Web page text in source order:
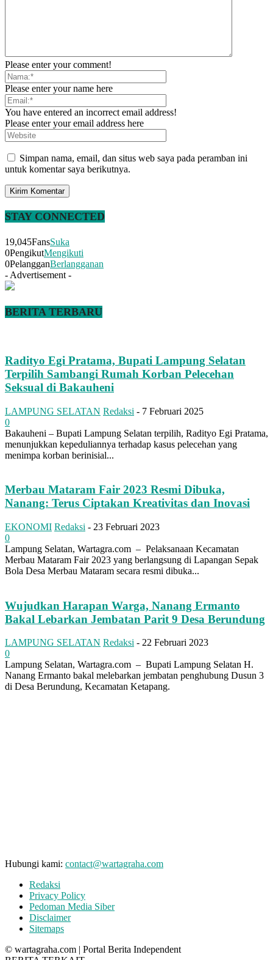
Please enter your comment!
Please enter your name here
You have entered an incorrect email address!
Please enter your email address here
Simpan nama, email, dan situs web saya pada peramban ini
untuk komentar saya berikutnya.
STAY CONNECTED
19,045FansSuka
0PengikutMengikuti
0PelangganBerlangganan
- Advertisement -
BERITA TERBARU
Radityo Egi Pratama, Bupati Lampung Selatan
Terpilih Sambangi Rumah Korban Pelecehan
Seksual di Bakauheni
LAMPUNG SELATAN Redaksi - 7 Februari 2025
0
Bakauheni – Bupati Lampung Selatan terpilih, Radityo Egi Pratama,
menunjukkan kepeduliannya terhadap kasus pelecehan yang
menimpa korban berinisial...
Merbau Mataram Fair 2023 Resmi Dibuka,
Nanang: Terus Ciptakan Kreativitas dan Inovasi
EKONOMI Redaksi - 23 Februari 2023
0
Lampung Selatan, Wartagra.com – Pelaksanaan Kecamatan
Merbau Mataram Fair 2023 yang berlangsung di Lapangan Sepak
Bola Desa Merbau Mataram secara resmi dibuka...
Wujudkan Harapan Warga, Nanang Ermanto
Bakal Lebarkan Jembatan Parit 9 Desa Berundung
LAMPUNG SELATAN Redaksi - 22 Februari 2023
0
Lampung Selatan, Wartagra.com – Bupati Lampung Selatan H.
Nanang Ermanto bakal melebarkan jembatan penghubung Dusun 3
di Desa Berundung, Kecamatan Ketapang.
Hubungi kami: contact@wartagraha.com
Redaksi
Privacy Policy
Pedoman Media Siber
Disclaimer
Sitemaps
© wartagraha.com | Portal Berita Independent